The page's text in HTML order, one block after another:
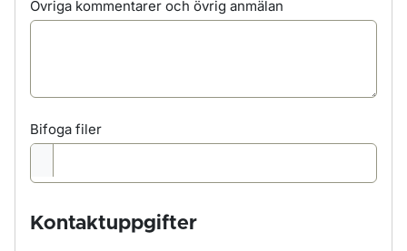
Övriga kommentarer och övrig anmälan
Bifoga filer
Kontaktuppgifter